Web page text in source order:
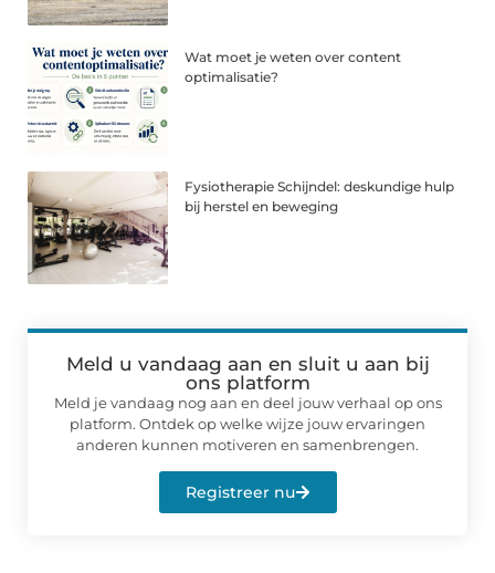
Wat moet je weten over content
optimalisatie?
Fysiotherapie Schijndel: deskundige hulp
bij herstel en beweging
Meld u vandaag aan en sluit u aan bij
ons platform
Meld je vandaag nog aan en deel jouw verhaal op ons
platform. Ontdek op welke wijze jouw ervaringen
anderen kunnen motiveren en samenbrengen.
Registreer nu